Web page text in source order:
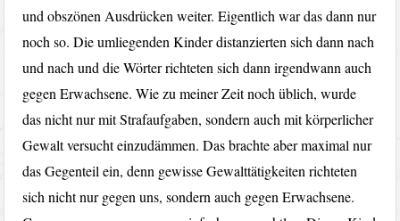
und obszönen Ausdrücken weiter. Eigentlich war das dann nur
noch so. Die umliegenden Kinder distanzierten sich dann nach
und nach und die Wörter richteten sich dann irgendwann auch
gegen Erwachsene. Wie zu meiner Zeit noch üblich, wurde
das nicht nur mit Strafaufgaben, sondern auch mit körperlicher
Gewalt versucht einzudämmen. Das brachte aber maximal nur
das Gegenteil ein, denn gewisse Gewalttätigkeiten richteten
sich nicht nur gegen uns, sondern auch gegen Erwachsene.